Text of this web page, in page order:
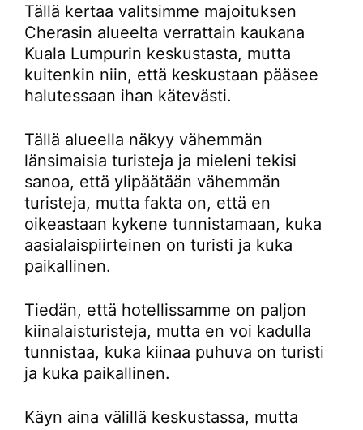
Tällä kertaa valitsimme majoituksen
Cherasin alueelta verrattain kaukana
Kuala Lumpurin keskustasta, mutta
kuitenkin niin, että keskustaan pääsee
halutessaan ihan kätevästi.
Tällä alueella näkyy vähemmän
länsimaisia turisteja ja mieleni tekisi
sanoa, että ylipäätään vähemmän
turisteja, mutta fakta on, että en
oikeastaan kykene tunnistamaan, kuka
aasialaispiirteinen on turisti ja kuka
paikallinen.
Tiedän, että hotellissamme on paljon
kiinalaisturisteja, mutta en voi kadulla
tunnistaa, kuka kiinaa puhuva on turisti
ja kuka paikallinen.
Käyn aina välillä keskustassa, mutta